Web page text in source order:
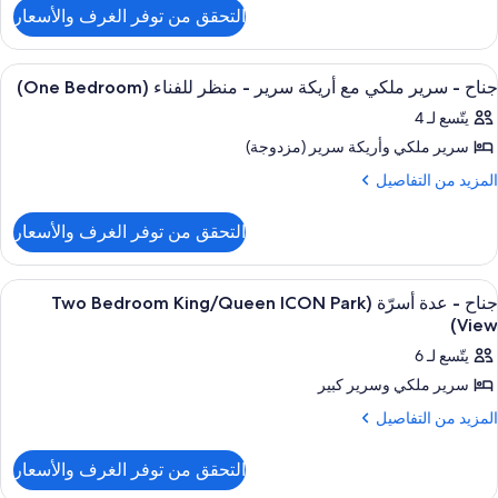
Bedroom
-
Hearing/Mobility
Access)
جناح
سرير
كبير
(One
Bedroom
Hearing/Mobility
التحقق من توفر الغرف والأسعار
استعراض
جميع
صور
جناح
-
مع
أريكة
سرير
-
منظر
للفناء
(One
Bedroom)
14
جناح - سرير ملكي مع أريكة سرير - منظر للفناء (One Bedroom)
يتّسع لـ 4
سرير ملكي‫‬ وأريكة سرير (مزدوجة)
المزيد من التفاصيل
المزيد
جناح
سرير
ملكي
أريكة
سرير
منظر
التحقق من توفر الغرف والأسعار
استعراض
جميع
صور
جناح
-
عدة
16
جناح - عدة أسرّة (Two Bedroom King/Queen ICON Park
View)
يتّسع لـ 6
سرير ملكي‫‬ وسرير كبير
المزيد من التفاصيل
المزيد
التحقق من توفر الغرف والأسعار